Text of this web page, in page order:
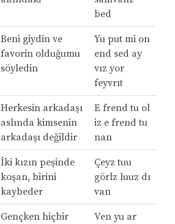
bed
Beni giydin ve
favorin olduğumu
söyledin
Yu put mi on
end sed ay
vız yor
feyvrıt
Herkesin arkadaşı
aslında kimsenin
arkadaşı değildir
E frend tu ol
iz e frend tu
nan
İki kızın peşinde
koşan, birini
kaybeder
Çeyz tuu
görlz luuz dı
van
Gençken hiçbir
Ven yu ar